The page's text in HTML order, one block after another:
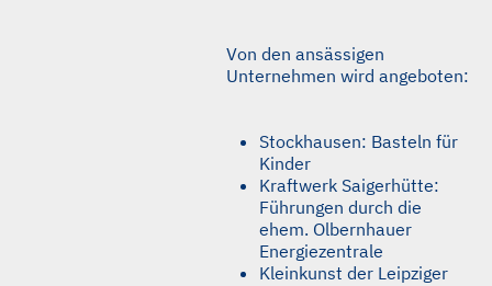
Von den ansässigen
Unternehmen wird angeboten:
Stockhausen: Basteln für
Kinder
Kraftwerk Saigerhütte:
Führungen durch die
ehem. Olbernhauer
Energiezentrale
Kleinkunst der Leipziger